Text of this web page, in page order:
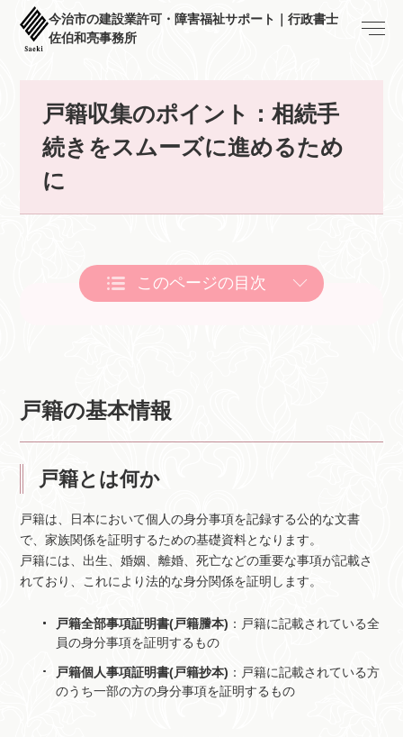
今治市の建設業許可・障害福祉サポート｜行政書士
佐伯和亮事務所
戸籍収集のポイント：相続手
続きをスムーズに進めるため
に
このページの目次
戸籍の基本情報
戸籍とは何か
戸籍は、日本において個人の身分事項を記録する公的な文書
で、家族関係を証明するための基礎資料となります。
戸籍には、出生、婚姻、離婚、死亡などの重要な事項が記載さ
れており、これにより法的な身分関係を証明します。
戸籍全部事項証明書(戸籍謄本) ：戸籍に記載されている全
員の身分事項を証明するもの
戸籍個人事項証明書(戸籍抄本) ：戸籍に記載されている方
のうち一部の方の身分事項を証明するもの